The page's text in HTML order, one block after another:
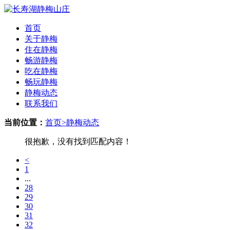
首页
关于静梅
住在静梅
畅游静梅
吃在静梅
畅玩静梅
静梅动态
联系我们
当前位置： 首页>静梅动态
很抱歉，没有找到匹配内容！
<
1
...
28
29
30
31
32